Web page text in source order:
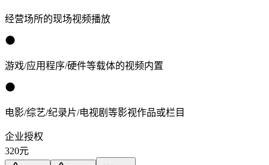
经营场所的现场视频播放
游戏/应用程序/硬件等载体的视频内置
电影/综艺/纪录片/电视剧等影视作品或栏目
企业授权
320元